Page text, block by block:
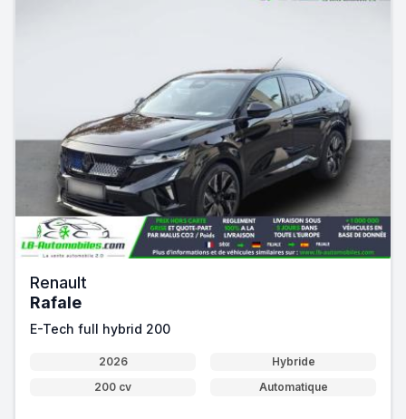
Renault
Rafale
E-Tech full hybrid 200
2026
Hybride
200 cv
Automatique